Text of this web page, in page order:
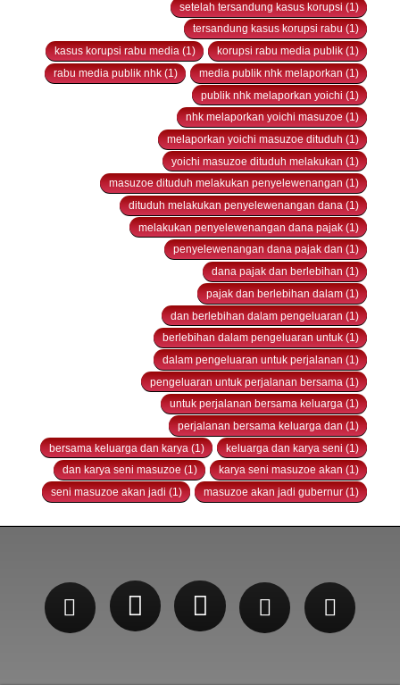
setelah tersandung kasus korupsi (1)
tersandung kasus korupsi rabu (1)
kasus korupsi rabu media (1)
korupsi rabu media publik (1)
rabu media publik nhk (1)
media publik nhk melaporkan (1)
publik nhk melaporkan yoichi (1)
nhk melaporkan yoichi masuzoe (1)
melaporkan yoichi masuzoe dituduh (1)
yoichi masuzoe dituduh melakukan (1)
masuzoe dituduh melakukan penyelewenangan (1)
dituduh melakukan penyelewenangan dana (1)
melakukan penyelewenangan dana pajak (1)
penyelewenangan dana pajak dan (1)
dana pajak dan berlebihan (1)
pajak dan berlebihan dalam (1)
dan berlebihan dalam pengeluaran (1)
berlebihan dalam pengeluaran untuk (1)
dalam pengeluaran untuk perjalanan (1)
pengeluaran untuk perjalanan bersama (1)
untuk perjalanan bersama keluarga (1)
perjalanan bersama keluarga dan (1)
bersama keluarga dan karya (1)
keluarga dan karya seni (1)
dan karya seni masuzoe (1)
karya seni masuzoe akan (1)
seni masuzoe akan jadi (1)
masuzoe akan jadi gubernur (1)